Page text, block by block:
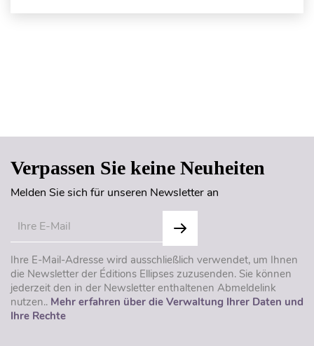
Verpassen Sie keine Neuheiten
Melden Sie sich für unseren Newsletter an
Ihre E-Mail-Adresse wird ausschließlich verwendet, um Ihnen
die Newsletter der Éditions Ellipses zuzusenden. Sie können
jederzeit den in der Newsletter enthaltenen Abmeldelink
nutzen.. Mehr erfahren über die Verwaltung Ihrer Daten und
Ihre Rechte